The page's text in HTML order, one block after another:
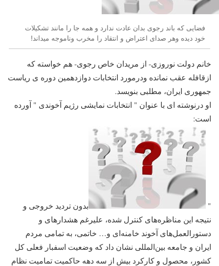
فضایی که باند رجوی بدان عادت ندارد و همه جا را مانند تشکیلات
خود دیده وهر صدای اعتراض و انتقاد را مخرب وناموجه میداند!
خانم دولت نوروزی- از مریدان خاص رجوی- هم خواسته که
ازقافله عقب نمانده ودرمورد انتخابات دوازدهمین دوره ی ریاست
جمهوری ایران، مطلبی بنویسد.
او درنوشته ای با عنوان " انتخابات نمایشی رژیم آخوندی " آورده
است:
"
بدون تردید خروجی و
نتیجه این مناظره‌های کنترل شده، علیرغم هشدارهای و
دستورالعمل‌های آخوند خامنه‌ای و… خاتمی، به تمامی مردم
ایران و جامعه بین‌المللی نشان داد که وضعیت اسفبار فعلی کل
کشور، محصول و کارکرد بیش از سه دهه حاکمیت تمامیت نظام